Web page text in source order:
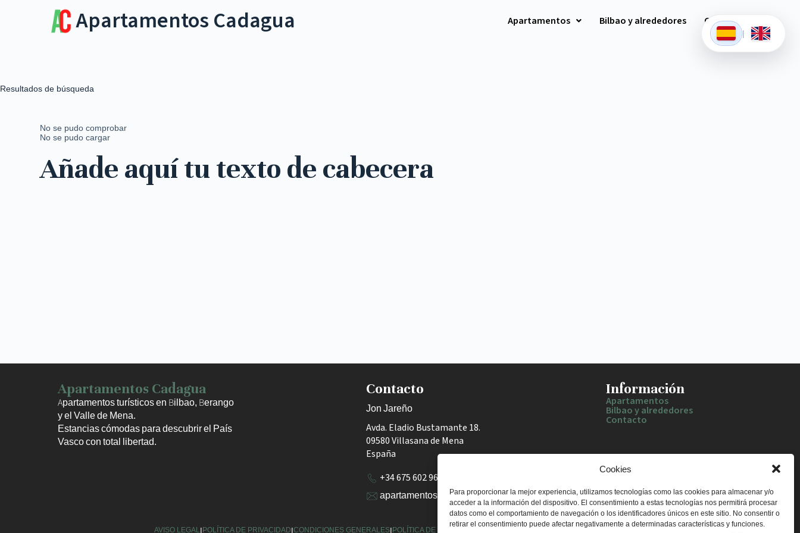
Cookies
Para proporcionar la mejor experiencia, utilizamos tecnologías como las cookies para almacenar y/o
acceder a la información del dispositivo. El consentimiento a estas tecnologías nos permitirá procesar
datos como el comportamiento de navegación o los identificadores únicos en este sitio. No consentir o
retirar el consentimiento puede afectar negativamente a determinadas características y funciones.
Apartamentos Cadagua Apartamentos Bilbao y alrededores Contacto
Resultados de búsqueda
No se pudo comprobar
No se pudo cargar
Añade aquí tu texto de cabecera
Apartamentos Cadagua
Apartamentos turísticos en Bilbao, Berango
y el Valle de Mena.
Estancias cómodas para descubrir el País
Vasco con total libertad.
Contacto
Jon Jareño
Avda. Eladio Bustamante 18.
09580 Villasana de Mena
España
+34 675 602 960
apartamentoscadagua@gmail.com
Información
Apartamentos
Bilbao y alrededores
Contacto
AVISO LEGAL| POLÍTICA DE PRIVACIDAD|CONDICIONES GENERALES| POLÍTICA DE COOKIES
|